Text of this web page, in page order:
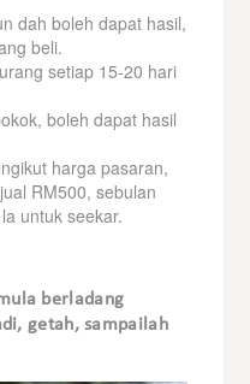
dah boleh dapat hasil,
beli.
setiap 15-20 hari
boleh dapat hasil
harga pasaran,
RM500, sebulan
untuk seekar.
berladang
getah, sampailah